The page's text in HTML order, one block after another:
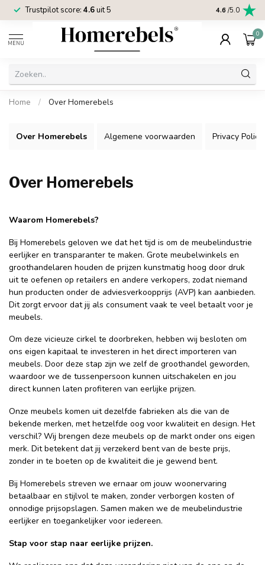
Trustpilot score: 4.6uit 5 2 jaar
4.6 /5.0
MENU
0
Home / Over Homerebels
Over Homerebels Algemene voorwaarden Privacy Policy
Over Homerebels
Waarom Homerebels?
Bij Homerebels geloven we dat het tijd is om de meubelindustrie
eerlijker en transparanter te maken. Grote meubelwinkels en
groothandelaren houden de prijzen kunstmatig hoog door druk
uit te oefenen op retailers en andere verkopers, zodat niemand
hun producten onder de adviesverkoopprijs (AVP) kan aanbieden.
Dit zorgt ervoor dat jij als consument vaak te veel betaalt voor je
meubels.
Om deze vicieuze cirkel te doorbreken, hebben wij besloten om
ons eigen kapitaal te investeren in het direct importeren van
meubels. Door deze stap zijn we zelf de groothandel geworden,
waardoor we de tussenpersoon kunnen uitschakelen en jou
direct kunnen laten profiteren van eerlijke prijzen.
Onze meubels komen uit dezelfde fabrieken als die van de
bekende merken, met hetzelfde oog voor kwaliteit en design. Het
verschil? Wij brengen deze meubels op de markt onder ons eigen
merk. Dit betekent dat jij verzekerd bent van de beste prijs,
zonder in te boeten op de kwaliteit die je gewend bent.
Bij Homerebels streven we ernaar om jouw woonervaring
betaalbaar en stijlvol te maken, zonder verborgen kosten of
onnodige prijsopslagen. Samen maken we de meubelindustrie
eerlijker en toegankelijker voor iedereen.
Stap voor stap naar eerlijke prijzen.